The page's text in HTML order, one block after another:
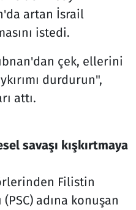
artan İsrail
istedi.
çek, ellerini
durdurun",
attı.
savaşı kışkırtmaya
Filistin
adına konuşan